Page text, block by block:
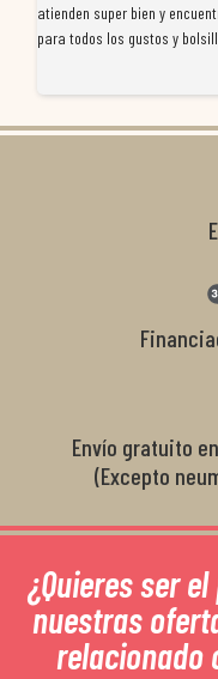
atienden super bien y
para todos los gustos y
Envío gratuito
(Excepto
¿Quieres ser
nuestras
relacionado